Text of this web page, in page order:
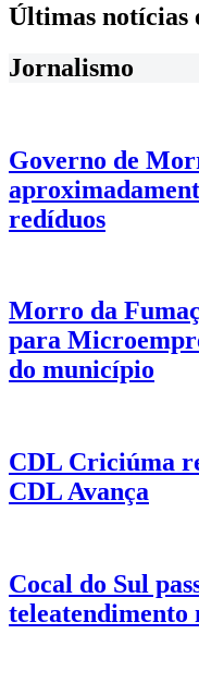
Últimas notícias
Jornalismo
Governo de
redíduos
Morro da
para
do município
CDL Criciúma
CDL Avança
Cocal do Sul
teleatendimento